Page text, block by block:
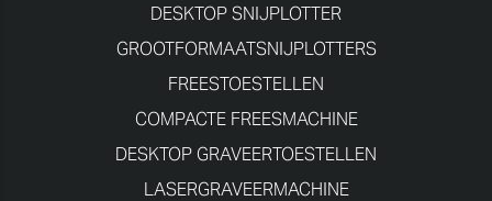
DESKTOP SNIJPLOTTER
GROOTFORMAATSNIJPLOTTERS
FREESTOESTELLEN
COMPACTE FREESMACHINE
DESKTOP GRAVEERTOESTELLEN
LASERGRAVEERMACHINE